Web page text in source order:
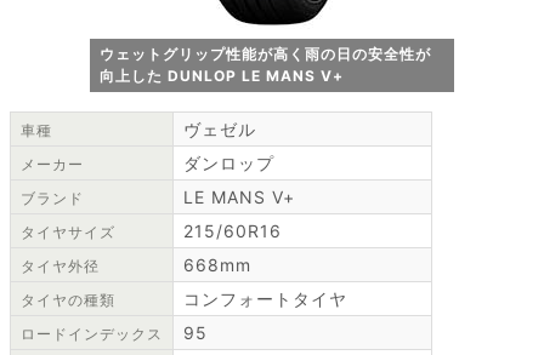
ウェットグリップ性能が高く雨の日の安全性が
向上した DUNLOP LE MANS V+
車種 ヴェゼル
メーカー ダンロップ
ブランド LE MANS V+
タイヤサイズ 215/60R16
タイヤ外径 668mm
タイヤの種類 コンフォートタイヤ
ロードインデックス 95